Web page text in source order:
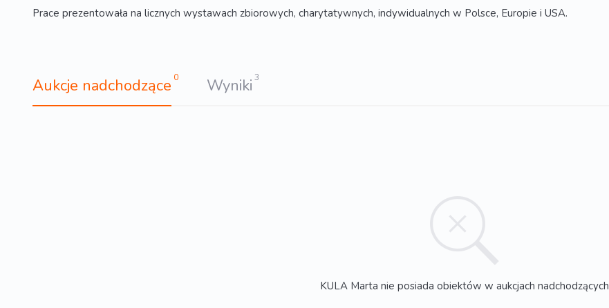
Prace prezentowała na licznych wystawach zbiorowych, charytatywnych, indywidualnych w Polsce, Europie i USA.
Aukcje nadchodzące 0 Wyniki 3
KULA Marta nie posiada obiektów w aukcjach nadchodzących